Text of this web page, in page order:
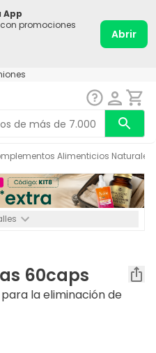
App
promociones
Abrir
Alimenticios Naturales
60caps
la eliminación de